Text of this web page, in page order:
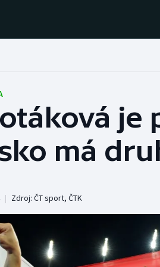
Baseball a softbal
Basketbal
Boby a skeleton
je
má
| Zdroj: ČT sport, ČTK